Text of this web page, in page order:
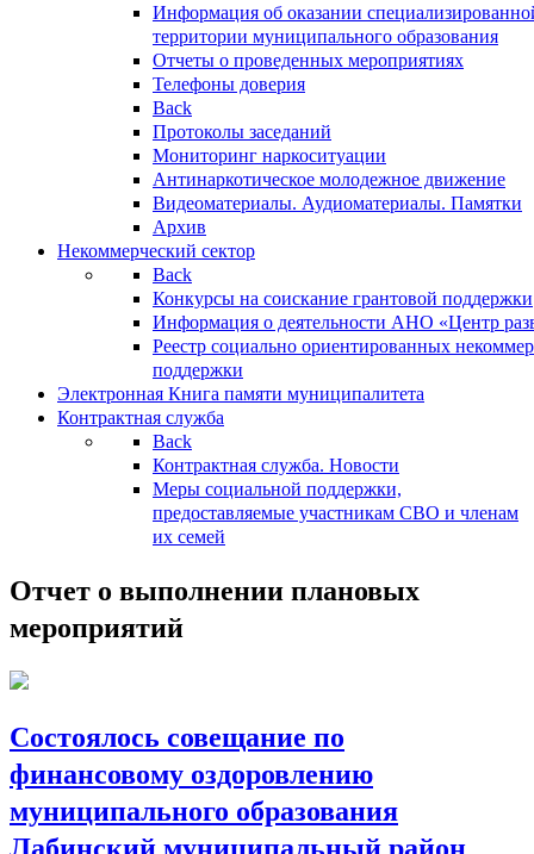
Информация об оказании
территории муниципального образования
Отчеты о проведенных мероприятиях
Телефоны доверия
Back
Протоколы заседаний
Мониторинг наркоситуации
Антинаркотическое молодежное движение
Видеоматериалы. Аудиоматериалы. Памятки
Архив
Некоммерческий сектор
Back
Конкурсы на соискание грантовой поддержки
Информация о деятельности АНО «Центр
Реестр социально ориентированных
поддержки
Электронная Книга памяти муниципалитета
Контрактная служба
Back
Контрактная служба. Новости
Меры социальной поддержки,
предоставляемые участникам СВО и членам
их семей
Отчет о выполнении плановых
мероприятий
Состоялось совещание по
финансовому оздоровлению
муниципального образования
Лабинский муниципальный район